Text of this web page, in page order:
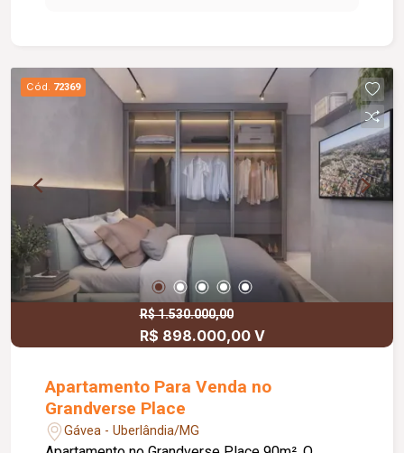
Uberlândia.
Cód. 72369
R$ 1.530.000,00
R$ 898.000,00 V
Apartamento Para Venda no
Grandverse Place
Gávea - Uberlândia/MG